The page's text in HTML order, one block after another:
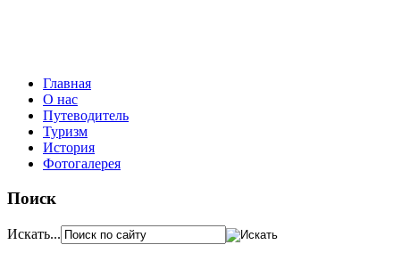
Главная
О нас
Путеводитель
Туризм
История
Фотогалерея
Поиск
Искать...